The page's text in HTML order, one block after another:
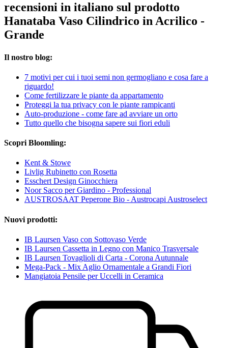
recensioni in italiano sul prodotto
Hanataba Vaso Cilindrico in Acrilico -
Grande
Il nostro blog:
7 motivi per cui i tuoi semi non germogliano e cosa fare a
riguardo!
Come fertilizzare le piante da appartamento
Proteggi la tua privacy con le piante rampicanti
Auto-produzione - come fare ad avviare un orto
Tutto quello che bisogna sapere sui fiori eduli
Scopri Bloomling:
Kent & Stowe
Livlig Rubinetto con Rosetta
Esschert Design Ginocchiera
Noor Sacco per Giardino - Professional
AUSTROSAAT Peperone Bio - Austrocapi Austroselect
Nuovi prodotti:
IB Laursen Vaso con Sottovaso Verde
IB Laursen Cassetta in Legno con Manico Trasversale
IB Laursen Tovaglioli di Carta - Corona Autunnale
Mega-Pack - Mix Aglio Ornamentale a Grandi Fiori
Mangiatoia Pensile per Uccelli in Ceramica